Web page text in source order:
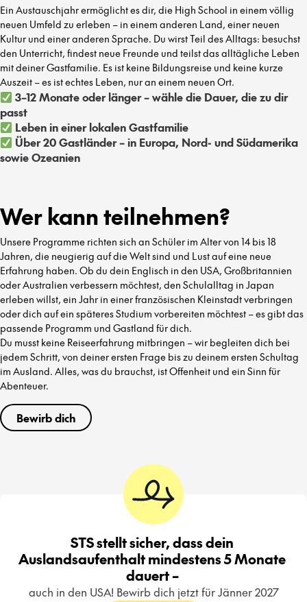
Ein Austauschjahr ermöglicht es dir, die High School in einem völlig
neuen Umfeld zu erleben – in einem anderen Land, einer neuen
Kultur und einer anderen Sprache. Du wirst Teil des Alltags: besuchst
den Unterricht, findest neue Freunde und teilst das alltägliche Leben
mit deiner Gastfamilie. Es ist keine Bildungsreise und keine kurze
Auszeit – es ist echtes Leben, nur an einem neuen Ort.
3–12 Monate oder länger – wähle die Dauer, die zu dir
passt
Leben in einer lokalen Gastfamilie
Über 20 Gastländer – in Europa, Nord- und Südamerika
sowie Ozeanien
Wer kann teilnehmen?
Unsere Programme richten sich an Schüler im Alter von 14 bis 18
Jahren, die neugierig auf die Welt sind und Lust auf eine neue
Erfahrung haben. Ob du dein Englisch in den USA, Großbritannien
oder Australien verbessern möchtest, den Schulalltag in Japan
erleben willst, ein Jahr in einer französischen Kleinstadt verbringen
oder dich auf ein späteres Studium vorbereiten möchtest – es gibt das
passende Programm und Gastland für dich.
Du musst keine Reiseerfahrung mitbringen – wir begleiten dich bei
jedem Schritt, von deiner ersten Frage bis zu deinem ersten Schultag
im Ausland. Alles, was du brauchst, ist Offenheit und ein Sinn für
Abenteuer.
Bewirb dich
STS stellt sicher, dass dein
Auslandsaufenthalt mindestens 5 Monate
dauert –
auch in den USA! Bewirb dich jetzt für Jänner 2027